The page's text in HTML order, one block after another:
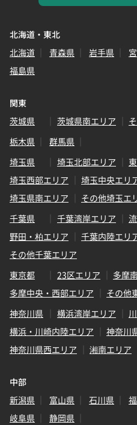
北海道・東北
北海道
青森県 岩手県
福島県
関東
茨城県
茨城県南エリア
栃木県
群馬県
埼玉県
埼玉北部エリア
埼玉西部エリア
埼玉中央エリ
埼玉県南エリア
その他埼玉エ
千葉県
千葉湾岸エリア
野田・柏エリア
千葉内陸エリ
その他千葉エリア
東京都
23区エリア
多摩
多摩中央・西部エリア
その他
神奈川県
横浜湾岸エリア
横浜・川崎内陸エリア
神奈川
神奈川県西エリア
湘南エリア
中部
新潟県
富山県 石川県
岐阜県
静岡県